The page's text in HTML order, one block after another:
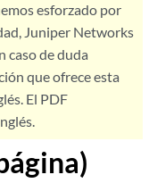
esforzado por
Juniper Networks
caso de duda
que ofrece esta
El PDF